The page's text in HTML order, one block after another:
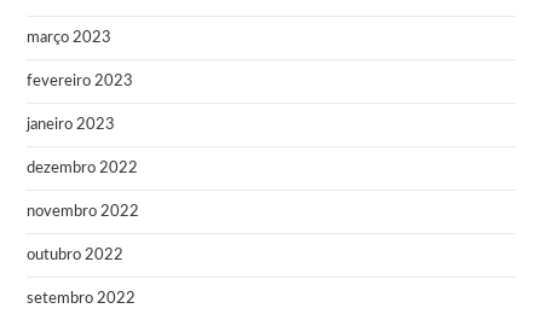
março 2023
fevereiro 2023
janeiro 2023
dezembro 2022
novembro 2022
outubro 2022
setembro 2022